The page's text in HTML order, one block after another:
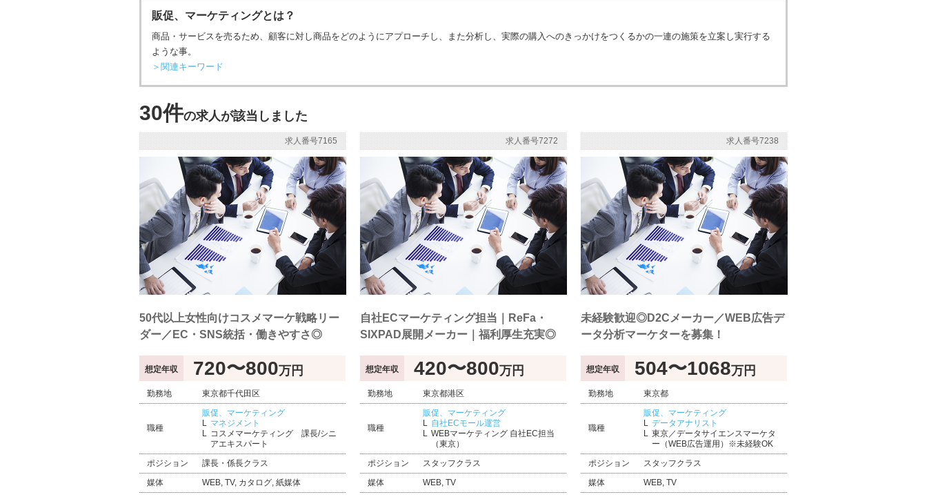
販促、マーケティングとは？
商品・サービスを売るため、顧客に対し商品をどのようにアプローチし、また分析し、実際の購入へのきっかけをつくるかの一連の施策を立案し実行する
ような事。
＞関連キーワード
30件の求人が該当しました
求人番号7165
50代以上女性向けコスメマーケ戦略リー
ダー／EC・SNS統括・働きやすさ◎
想定年収 720〜800万円
勤務地 東京都千代田区
職種
販促、マーケティング
マネジメント
コスメマーケティング 課長/シニ
アエキスパート
ポジション
課長・係長クラス
媒体
WEB, TV, カタログ, 紙媒体
求人番号7272
自社ECマーケティング担当｜ReFa・
SIXPAD展開メーカー｜福利厚生充実◎
想定年収 420〜800万円
勤務地 東京都港区
職種
販促、マーケティング
自社ECモール運営
WEBマーケティング 自社EC担当
（東京）
ポジション
スタッフクラス
媒体
WEB, TV
求人番号7238
未経験歓迎◎D2Cメーカー／WEB広告デ
ータ分析マーケターを募集！
想定年収 504〜1068万円
勤務地 東京都
職種
販促、マーケティング
データアナリスト
東京／データサイエンスマーケタ
ー（WEB広告運用）※未経験OK
ポジション
スタッフクラス
媒体
WEB, TV